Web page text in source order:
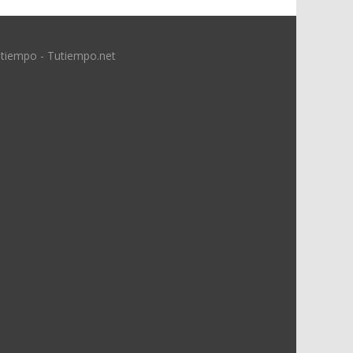
tiempo - Tutiempo.net